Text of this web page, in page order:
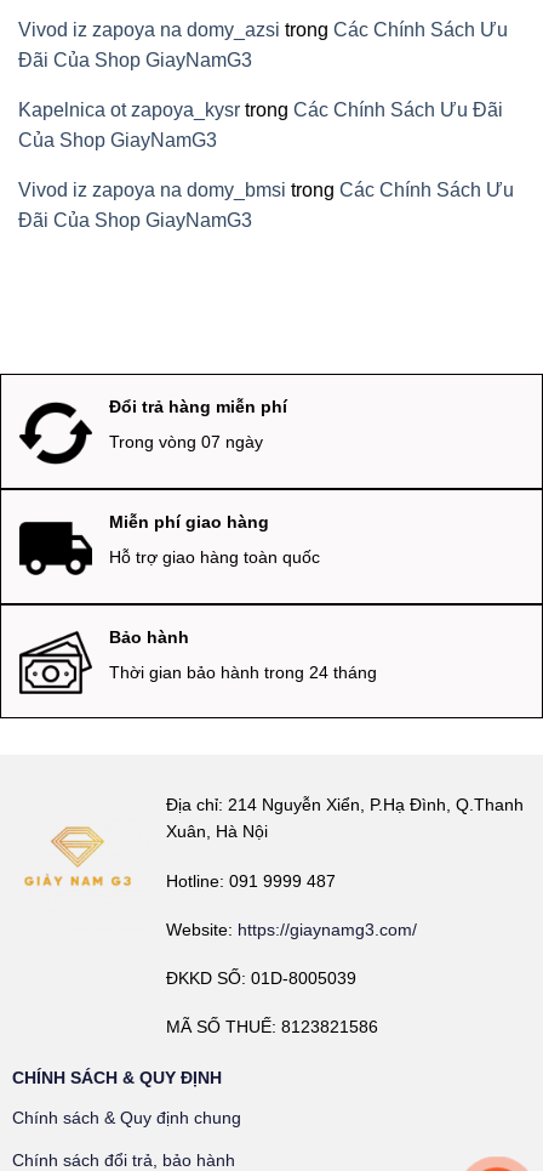
Vivod iz zapoya na domy_azsi trong Các Chính Sách Ưu
Đãi Của Shop GiayNamG3
Kapelnica ot zapoya_kysr trong Các Chính Sách Ưu Đãi
Của Shop GiayNamG3
Vivod iz zapoya na domy_bmsi trong Các Chính Sách Ưu
Đãi Của Shop GiayNamG3
Đổi trả hàng miễn phí
Trong vòng 07 ngày
Miễn phí giao hàng
Hỗ trợ giao hàng toàn quốc
Bảo hành
Thời gian bảo hành trong 24 tháng
Địa chỉ: 214 Nguyễn Xiển, P.Hạ Đình, Q.Thanh
Xuân, Hà Nội
Hotline: 091 9999 487
Website: https://giaynamg3.com/
ĐKKD SỐ: 01D-8005039
MÃ SỐ THUẾ: 8123821586
CHÍNH SÁCH & QUY ĐỊNH
Chính sách & Quy định chung
Chính sách đổi trả, bảo hành